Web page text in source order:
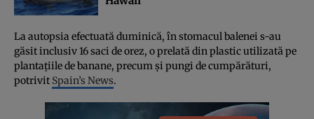
La autopsia efectuată duminică, în stomacul balenei s-au
găsit inclusiv 16 saci de orez, o prelată din plastic utilizată pe
plantaţiile de banane, precum şi pungi de cumpărături,
potrivit Spain’s News.